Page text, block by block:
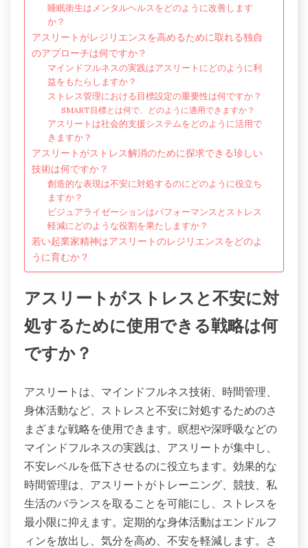
睡眠衛生はメンタルヘルスをどのように改善します
か？
アスリートがレジリエンスを高めるために取れる独自
のアプローチは何ですか？
マインドフルネスの実践はアスリートにどのように利
益をもたらしますか？
ストレス管理における目標設定の重要性は何ですか？
SMART目標とは何で、どのように適用できますか？
アスリートは社会的支援システムをどのように活用で
きますか？
アスリートがストレス解消のために探求できる珍しい
技術は何ですか？
創造的な表現は不安に対処するのにどのように役立ち
ますか？
ビジュアライゼーションはパフォーマンスとストレス
軽減にどのような役割を果たしますか？
若い起業家精神はアスリートのレジリエンスをどのよ
うに育むか？
アスリートがストレスと不安に対
処するために使用できる戦略は何
ですか？
アスリートは、マインドフルネス技術、時間管理、
身体活動など、ストレスと不安に対処するためのさ
まざまな戦略を使用できます。瞑想や深呼吸などの
マインドフルネスの実践は、アスリートが集中し、
不安レベルを低下させるのに役立ちます。効果的な
時間管理は、アスリートがトレーニング、競技、私
生活のバランスを取ることを可能にし、ストレスを
最小限に抑えます。定期的な身体活動はエンドルフ
ィンを放出し、気分を高め、不安を軽減します。さ